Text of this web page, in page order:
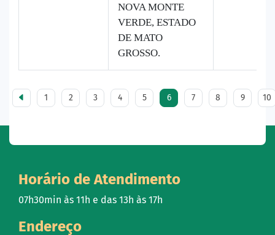
NOVA MONTE
VERDE, ESTADO
DE MATO
GROSSO.
1 2 3 4 5 6 7 8 9 10
Horário de Atendimento
07h30min às 11h e das 13h às 17h
Endereço